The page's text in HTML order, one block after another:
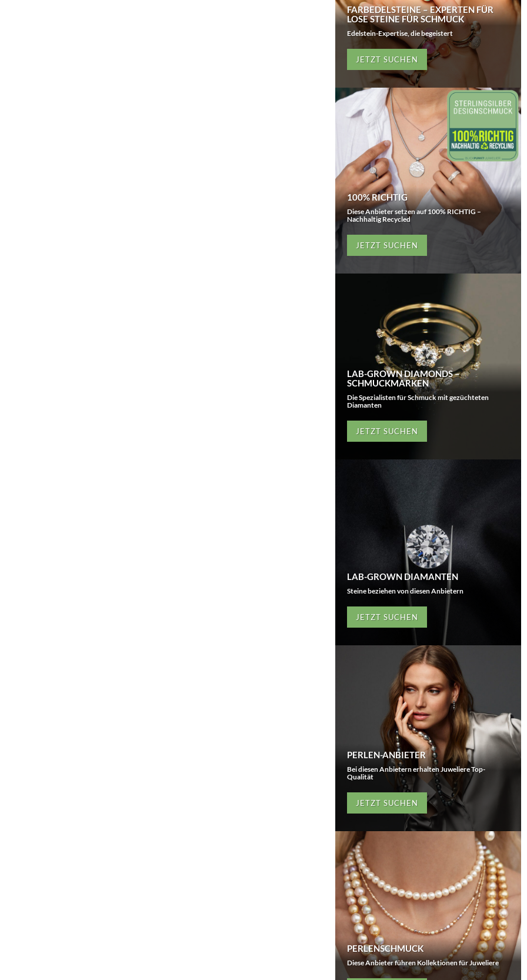
FARBEDELSTEINE – EXPERTEN FÜR
LOSE STEINE FÜR SCHMUCK
Edelstein-Expertise, die begeistert
JETZT SUCHEN
100% RICHTIG
Diese Anbieter setzen auf 100% RICHTIG –
Nachhaltig Recycled
JETZT SUCHEN
LAB-GROWN DIAMONDS –
SCHMUCKMARKEN
Die Spezialisten für Schmuck mit gezüchteten
Diamanten
JETZT SUCHEN
LAB-GROWN DIAMANTEN
Steine beziehen von diesen Anbietern
JETZT SUCHEN
PERLEN-ANBIETER
Bei diesen Anbietern erhalten Juweliere Top-
Qualität
JETZT SUCHEN
PERLENSCHMUCK
Diese Anbieter führen Kollektionen für Juweliere